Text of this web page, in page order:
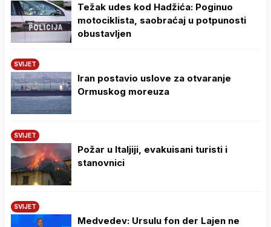
Težak udes kod Hadžića: Poginuo
motociklista, saobraćaj u potpunosti
obustavljen
SVIJET
Iran postavio uslove za otvaranje
Ormuskog moreuza
SVIJET
Požar u Italjiji, evakuisani turisti i
stanovnici
SVIJET
Medvedev: Ursulu fon der Lajen ne